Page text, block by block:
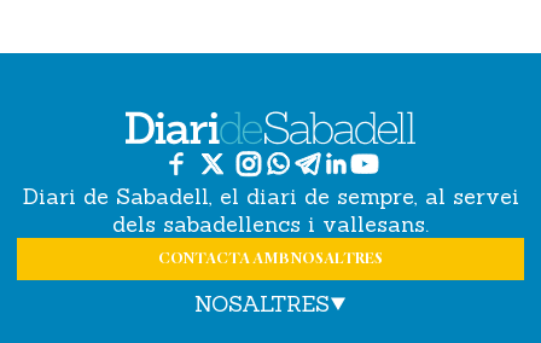
Diari de Sabadell, el diari de sempre, al servei
dels sabadellencs i vallesans.
CONTACTA AMB NOSALTRES
NOSALTRES